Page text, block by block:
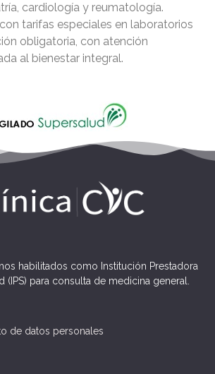
cardiología y reumatología.
tarifas especiales en laboratorios
obligatoria, con atención
al bienestar integral.
habilitados como Institución Prestadora
(IPS) para consulta de medicina general.
de datos personales